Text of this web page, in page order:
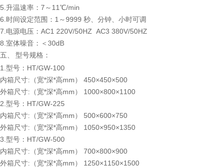
5.升温速率：7～11℃/min
6.时间设定范围：1～9999 秒、分钟、小时可调
7.电源电压：AC1 220V/50HZ AC3 380V/50HZ
8.室体噪音：＜30dB
五、
型号规格：
1.型号：HT/GW-100
内箱尺寸:（宽*深*高mm） 450×450×500
外箱尺寸:（宽*深*高mm） 1000×800×1100
2.型号：HT/GW-225
内箱尺寸:（宽*深*高mm） 500×600×750
外箱尺寸:（宽*深*高mm） 1050×950×1350
3.型号：HT/GW-500
内箱尺寸:（宽*深*高mm） 700×800×900
外箱尺寸:（宽*深*高mm） 1250×1150×1500